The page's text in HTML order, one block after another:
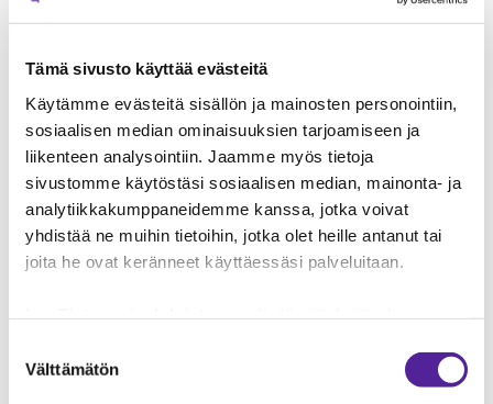
Tämä sivusto käyttää evästeitä
Käytämme evästeitä sisällön ja mainosten personointiin,
sosiaalisen median ominaisuuksien tarjoamiseen ja
liikenteen analysointiin. Jaamme myös tietoja
sivustomme käytöstäsi sosiaalisen median, mainonta- ja
analytiikkakumppaneidemme kanssa, jotka voivat
yhdistää ne muihin tietoihin, jotka olet heille antanut tai
joita he ovat keränneet käyttäessäsi palveluitaan.
henkilökohtaisia tietojasi.
Googlen Business Data
-sivuston mukaisesti varmistamme
valinta
Välttämätön
– Kylmäaineita käsiteltäessä pitää olla
huolellinen, sillä nestemäinen kylmäaine tekee
palovamman kaltaisia paleltumia iholle
päästessään, Petri sanoo.
Oulun Taitotalo käyttää omien päätoimisten
kouluttajien lisäksi suoraan työelämästä tulevia
konsulttikouluttajia. He tekevät päivätyökseen
kylmälaiteasennuksia ja huoltoja ja kertovat
Hyvä työyhteisö on voimavara